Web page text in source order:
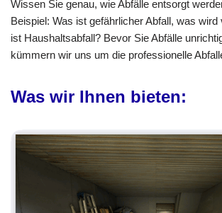
Wissen Sie genau, wie Abfälle entsorgt
Beispiel: Was ist gefährlicher Abfall, was
ist Haushaltsabfall? Bevor Sie Abfälle
kümmern wir uns um die professionelle
Was wir Ihnen bieten: